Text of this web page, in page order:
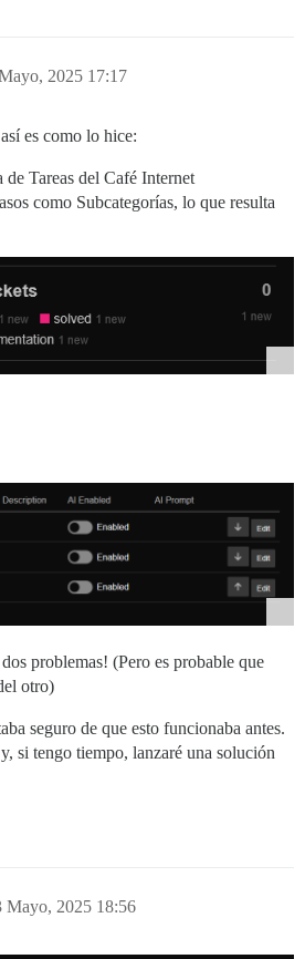
2025 17:17
es como lo hice:
Tareas del Café Internet
como Subcategorías, lo que resulta
problemas! (Pero es probable que
otro)
seguro de que esto funcionaba antes.
si tengo tiempo, lanzaré una solución
Mayo, 2025 18:56